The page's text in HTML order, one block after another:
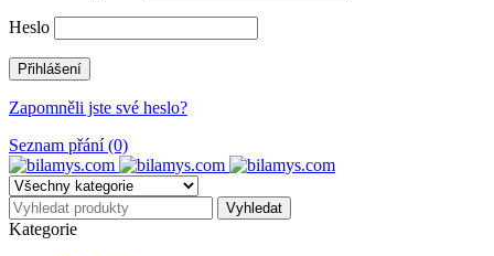
Heslo
Zapomněli jste své heslo?
Seznam přání (0)
Kategorie